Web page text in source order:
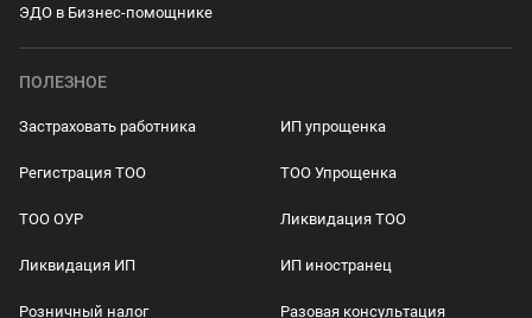
ЭДО в Бизнес-помощнике
ПОЛЕЗНОЕ
Застраховать работника ИП упрощенка
Регистрация ТОО ТОО Упрощенка
ТОО ОУР Ликвидация ТОО
Ликвидация ИП ИП иностранец
Розничный налог Разовая консультация